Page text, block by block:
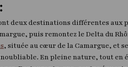
deux destinations différentes aux
puis remontez le Delta du
, située au cœur de la Camargue, et
En pleine nature, tout en